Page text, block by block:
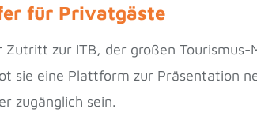
für Privatgäste
zur ITB, der großen
sie eine Plattform zur Präsentation
zugänglich sein.